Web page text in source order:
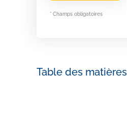
* Champs obligatoires
Table des matières